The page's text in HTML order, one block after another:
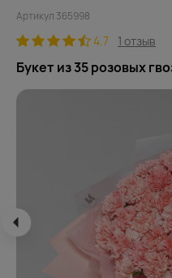
Артикул 365998
4.7 1 отзыв
Букет из 35 розовых